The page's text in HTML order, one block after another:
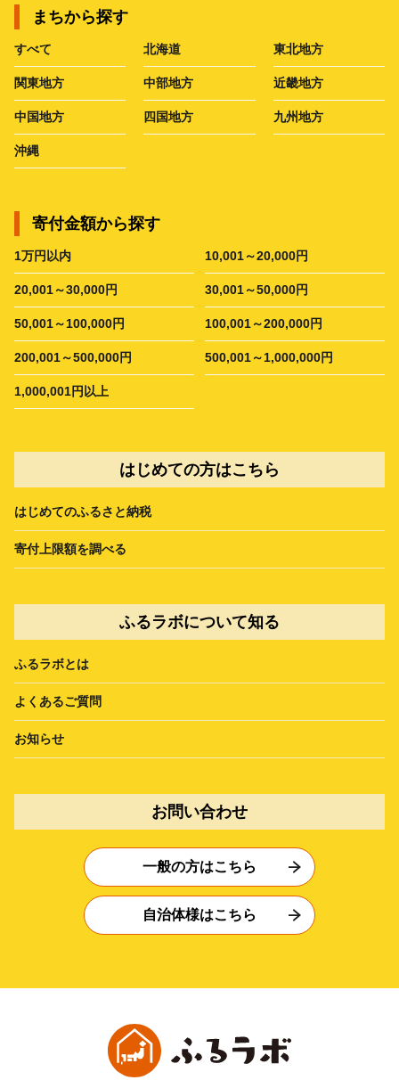
まちから探す
すべて 北海道 東北地方
関東地方 中部地方 近畿地方
中国地方 四国地方 九州地方
沖縄
寄付金額から探す
1万円以内 10,001～20,000円
20,001～30,000円 30,001～50,000円
50,001～100,000円 100,001～200,000円
200,001～500,000円 500,001～1,000,000円
1,000,001円以上
はじめての方はこちら
はじめてのふるさと納税
寄付上限額を調べる
ふるラボについて知る
ふるラボとは
よくあるご質問
お知らせ
お問い合わせ
一般の方はこちら
自治体様はこちら